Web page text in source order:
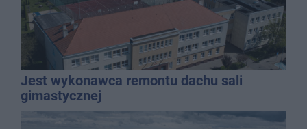
Jest wykonawca remontu dachu sali
gimastycznej